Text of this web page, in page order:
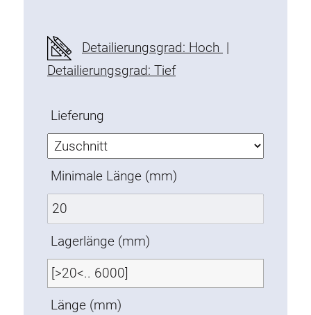
Befestigungsleisten
Uniblöcke
Befestigungswinkel
T-Schrauben
Gewindeteile
Gewindeplatten
Doppelgewindeplatten
Halbrundgewindeplatten
Nutensteine
Nutensteine schwenkbar
Doppelnutensteine
Hammermuttern
Detailierungsgrad: Hoch |
Detailierungsgrad: Tief
Lieferung
Minimale Länge (mm)
Lagerlänge (mm)
Länge (mm)